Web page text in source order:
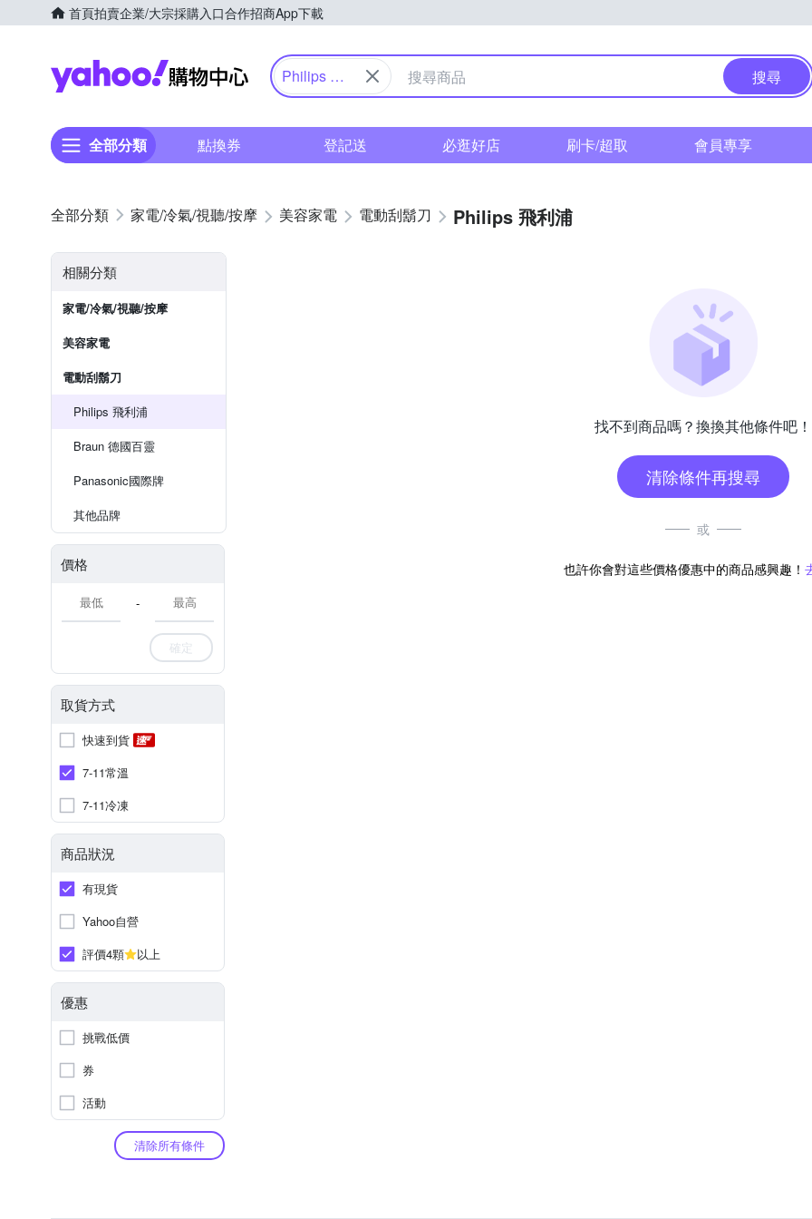
首頁拍賣企業/大宗採購入口合作招商App下載
Yahoo購物中心
Philips 飛
搜尋
全部分類 點換券 登記送 必逛好店 刷卡/超取 會員專享
家電/冷氣/視聽/按摩 美容家電 電動刮鬍刀 Philips 飛利浦
相關分類
家電/冷氣/視聽/按摩
美容家電
電動刮鬍刀
Philips 飛利浦
Braun 德國百靈
Panasonic國際牌
其他品牌
價格
-
確定
取貨方式
快速到貨
7-11常溫
7-11冷凍
商品狀況
有現貨
Yahoo自營
評價4顆
以上
優惠
挑戰低價
券
活動
清除所有條件
找不到商品嗎？換換其他條件吧！
清除條件再搜尋
或
也許你會對這些價格優惠中的商品感興趣！